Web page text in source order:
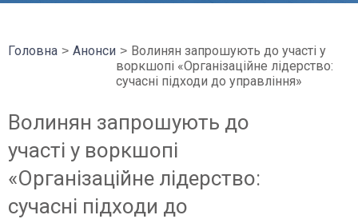
Головна Анонси
Волинян запрошують до участі у
воркшопі «Організаційне лідерство:
сучасні підходи до управління»
Волинян запрошують до
участі у воркшопі
«Організаційне лідерство:
сучасні підходи до